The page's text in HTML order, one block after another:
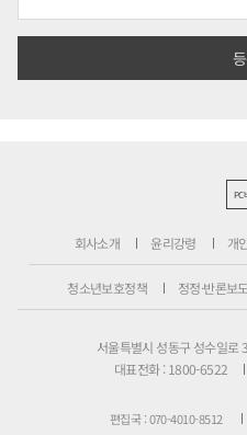
PC
회사소개 윤리강령 개
청소년보호정책 정정·반론보도
서울특별시 성동구 성수일
대표전화 : 1800-6522
편집국 : 070-4010-8512